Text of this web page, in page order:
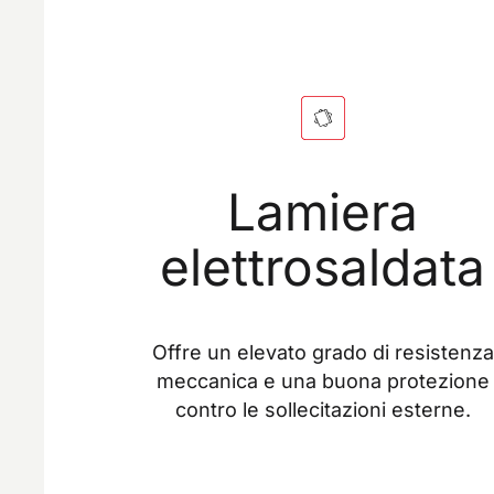
Lamiera
elettrosaldata
Offre un elevato grado di resistenza
meccanica e una buona protezione
contro le sollecitazioni esterne.